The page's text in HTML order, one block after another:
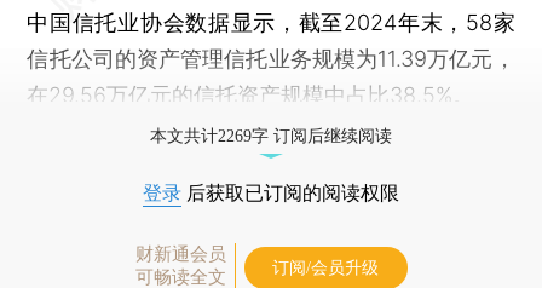
中国信托业协会数据显示，截至2024年末，58家
信托公司的资产管理信托业务规模为11.39万亿元，
在29.56万亿元的信托资产规模中占比38.5%。
本文共计2269字 订阅后继续阅读
登录 后获取已订阅的阅读权限
财新通会员
可畅读全文
订阅/会员升级